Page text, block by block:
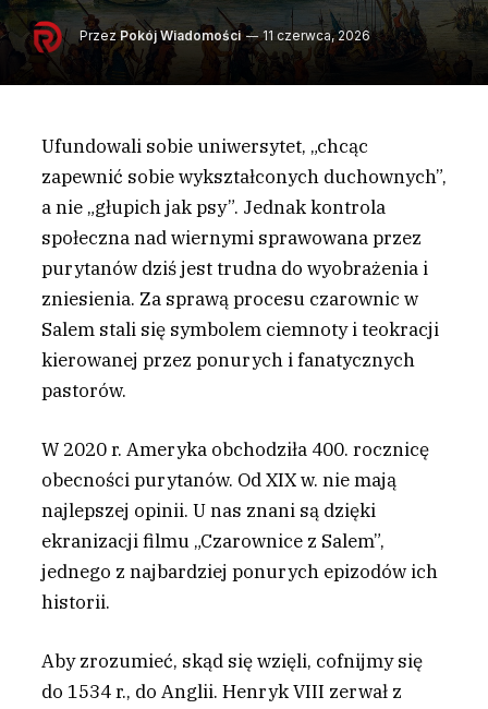
Przez Pokój Wiadomości 11 czerwca, 2026
Ufundowali sobie uniwersytet, „chcąc
zapewnić sobie wykształconych duchownych”,
a nie „głupich jak psy”. Jednak kontrola
społeczna nad wiernymi sprawowana przez
purytanów dziś jest trudna do wyobrażenia i
zniesienia. Za sprawą procesu czarownic w
Salem stali się symbolem ciemnoty i teokracji
kierowanej przez ponurych i fanatycznych
pastorów.
W 2020 r. Ameryka obchodziła 400. rocznicę
obecności purytanów. Od XIX w. nie mają
najlepszej opinii. U nas znani są dzięki
ekranizacji filmu „Czarownice z Salem”,
jednego z najbardziej ponurych epizodów ich
historii.
Aby zrozumieć, skąd się wzięli, cofnijmy się
do 1534 r., do Anglii. Henryk VIII zerwał z